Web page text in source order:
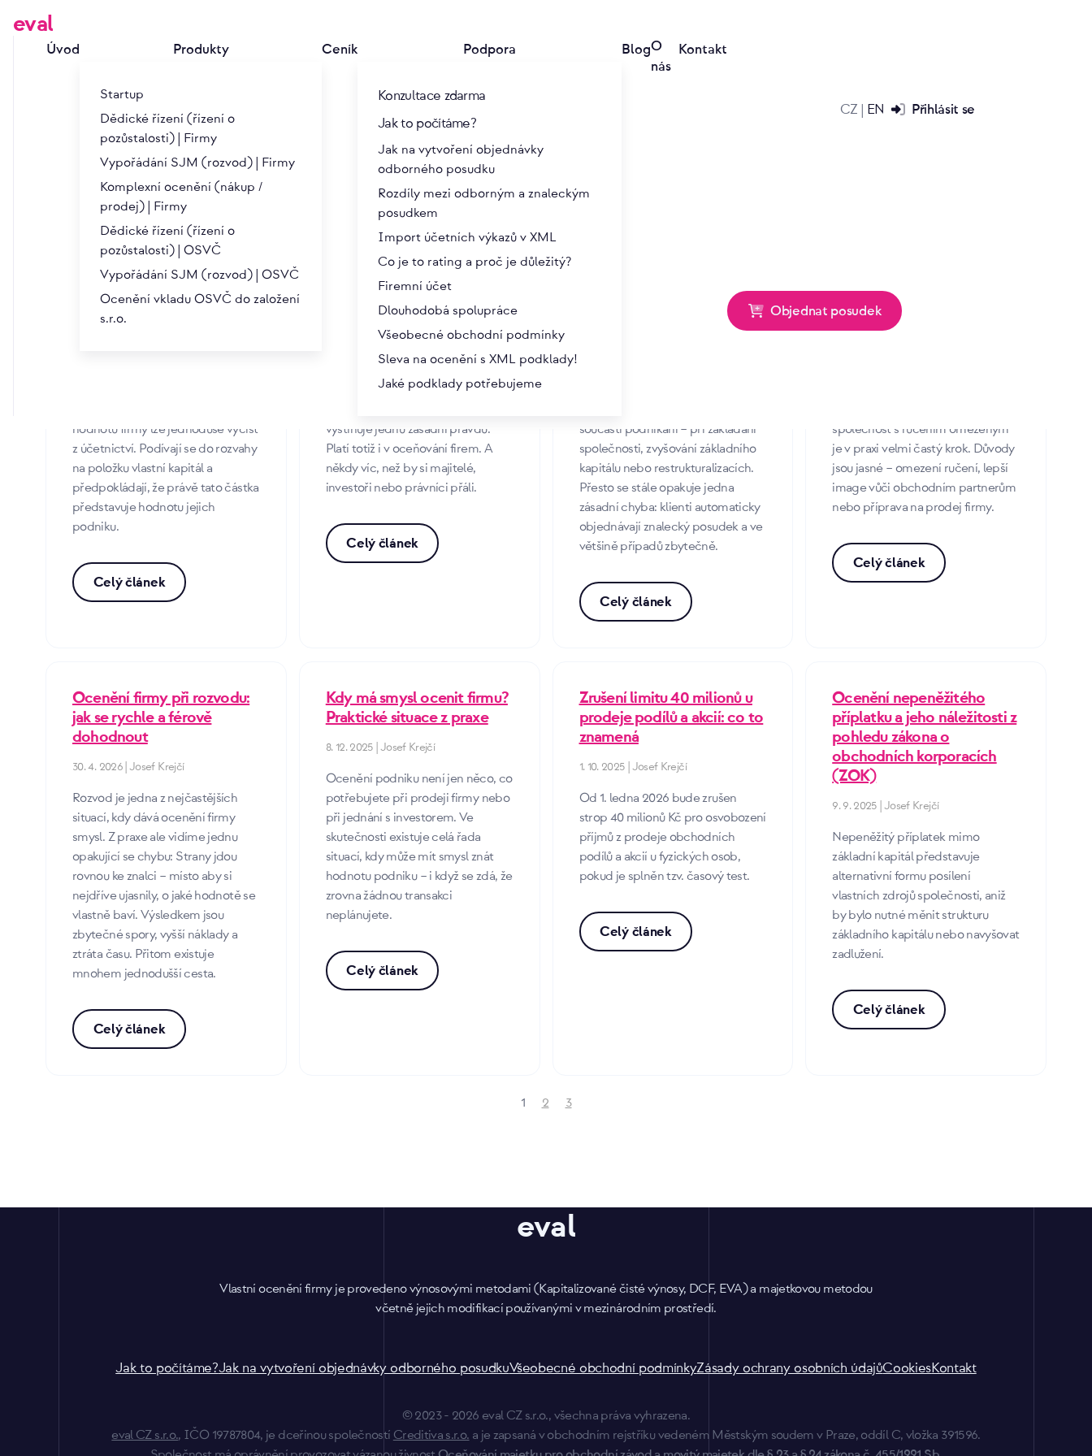
eval
Úvod Produkty
Startup
Dědické řízení (řízení o
pozůstalosti) | Firmy
Vypořádání SJM (rozvod) | Firmy
Komplexní ocenění (nákup /
prodej) | Firmy
Dědické řízení (řízení o
pozůstalosti) | OSVČ
Vypořádání SJM (rozvod) | OSVČ
Ocenění vkladu OSVČ do založení
s.r.o.
Ceník Podpora
Konzultace zdarma
Jak to počítáme?
Jak na vytvoření objednávky
odborného posudku
Rozdíly mezi odborným a znaleckým
posudkem
Import účetních výkazů v XML
Co je to rating a proč je důležitý?
Firemní účet
Dlouhodobá spolupráce
Všeobecné obchodní podmínky
Sleva na ocenění s XML podklady!
Jaké podklady potřebujeme
BlogO
nás
Kontakt
CZ EN Přihlásit se
Objednat posudek
Blog
hodnotu firmy lze jednoduše vyčíst
z účetnictví. Podívají se do rozvahy
na položku vlastní kapitál a
předpokládají, že právě tato částka
představuje hodnotu jejich
podniku.
Celý článek
Od vstupu k výstupu: kde
skutečně vzniká kvalita
4. 6. 2026 | Josef Krejčí
V IT světě existuje staré pravidlo:
vystihuje jednu zásadní pravdu.
Platí totiž i v oceňování firem. A
někdy víc, než by si majitelé,
investoři nebo právníci přáli.
Celý článek
Ocenění nepeněžitého
součástí podnikání – při zakládání
společnosti, zvyšování základního
kapitálu nebo restrukturalizacích.
Přesto se stále opakuje jedna
zásadní chyba: klienti automaticky
objednávají znalecký posudek a ve
většině případů zbytečně.
Celý článek
Přechod z OSVČ na s.r.o. –
jaký posudek vlastně
společnost s ručením omezeným
je v praxi velmi častý krok. Důvody
jsou jasné – omezení ručení, lepší
image vůči obchodním partnerům
nebo příprava na prodej firmy.
Celý článek
Ocenění firmy při rozvodu:
jak se rychle a férově
dohodnout
30. 4. 2026 | Josef Krejčí
Rozvod je jedna z nejčastějších
situací, kdy dává ocenění firmy
smysl. Z praxe ale vidíme jednu
opakující se chybu: Strany jdou
rovnou ke znalci – místo aby si
nejdříve ujasnily, o jaké hodnotě se
vlastně baví. Výsledkem jsou
zbytečné spory, vyšší náklady a
ztráta času. Přitom existuje
mnohem jednodušší cesta.
Celý článek
Kdy má smysl ocenit firmu?
Praktické situace z praxe
8. 12. 2025 | Josef Krejčí
Ocenění podniku není jen něco, co
potřebujete při prodeji firmy nebo
při jednání s investorem. Ve
skutečnosti existuje celá řada
situací, kdy může mít smysl znát
hodnotu podniku – i když se zdá, že
zrovna žádnou transakci
neplánujete.
Celý článek
Zrušení limitu 40 milionů u
prodeje podílů a akcií: co to
znamená
1. 10. 2025 | Josef Krejčí
Od 1. ledna 2026 bude zrušen
strop 40 milionů Kč pro osvobození
příjmů z prodeje obchodních
podílů a akcií u fyzických osob,
pokud je splněn tzv. časový test.
Celý článek
Ocenění nepeněžitého
příplatku a jeho náležitosti z
pohledu zákona o
obchodních korporacích
(ZOK)
9. 9. 2025 | Josef Krejčí
Nepeněžitý příplatek mimo
základní kapitál představuje
alternativní formu posílení
vlastních zdrojů společnosti, aniž
by bylo nutné měnit strukturu
základního kapitálu nebo navyšovat
zadlužení.
Celý článek
1 2 3
eval
Vlastní ocenění firmy je provedeno výnosovými metodami (Kapitalizované čisté výnosy, DCF, EVA) a majetkovou metodou
včetně jejich modifikací používanými v mezinárodním prostředí.
Jak to počítáme?Jak na vytvoření objednávky odborného posudkuVšeobecné obchodní podmínkyZásady ochrany osobních údajůCookiesKontakt
© 2023 - 2026 eval CZ s.r.o., všechna práva vyhrazena.
eval CZ s.r.o., IČO 19787804, je dceřinou společností Creditiva s.r.o. a je zapsaná v obchodním rejstříku vedeném Městským soudem v Praze, oddíl C, vložka 391596.